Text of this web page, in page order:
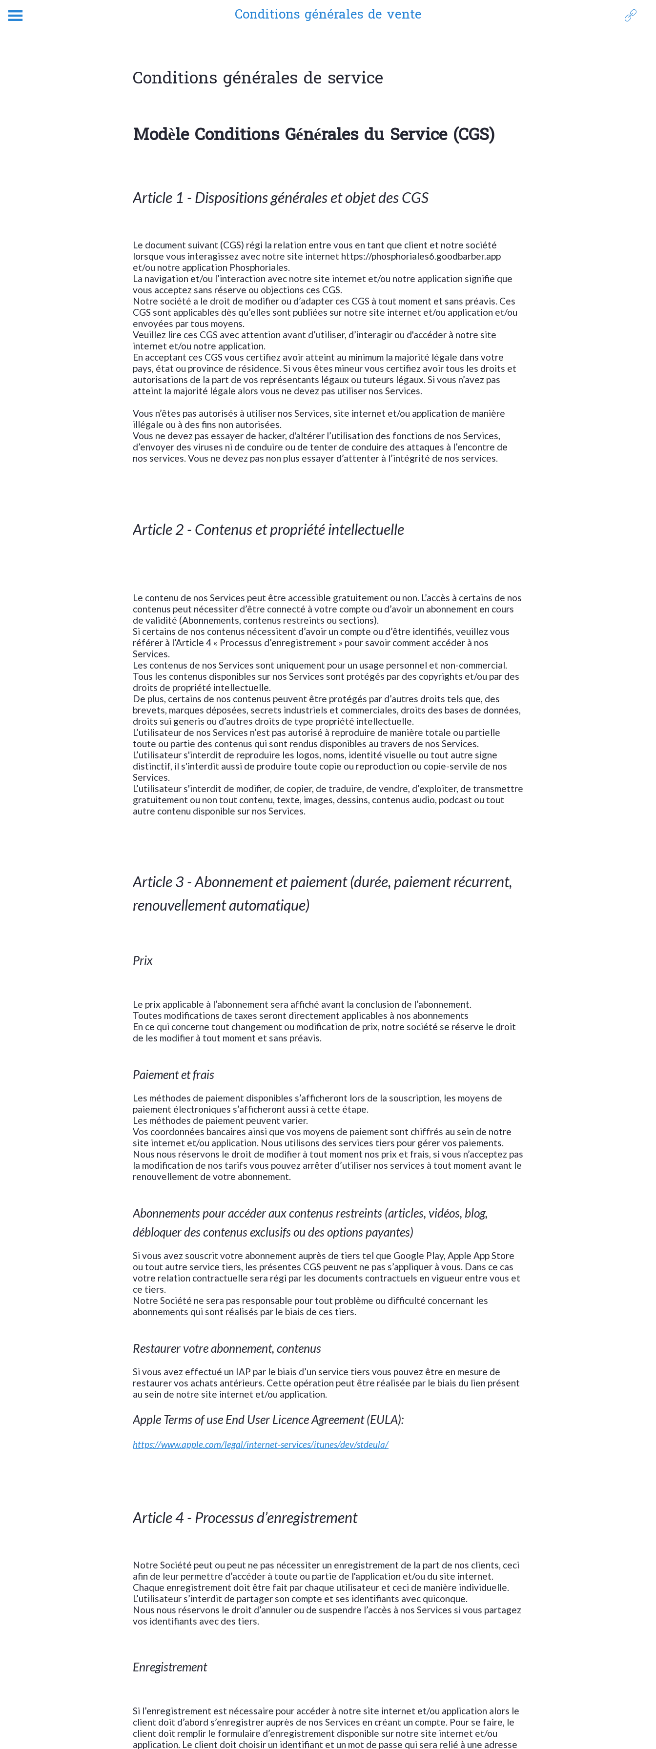
Conditions générales de vente
Conditions générales de service
Modèle Conditions Générales du Service (CGS)
Article 1 - Dispositions générales et objet des CGS
Le document suivant (CGS) régi la relation entre vous en tant que client et notre société
lorsque vous interagissez avec notre site internet https://phosphoriales6.goodbarber.app
et/ou notre application Phosphoriales.
La navigation et/ou l’interaction avec notre site internet et/ou notre application signifie que
vous acceptez sans réserve ou objections ces CGS.
Notre société a le droit de modifier ou d’adapter ces CGS à tout moment et sans préavis. Ces
CGS sont applicables dès qu’elles sont publiées sur notre site internet et/ou application et/ou
envoyées par tous moyens.
Veuillez lire ces CGS avec attention avant d’utiliser, d’interagir ou d'accéder à notre site
internet et/ou notre application.
En acceptant ces CGS vous certifiez avoir atteint au minimum la majorité légale dans votre
pays, état ou province de résidence. Si vous êtes mineur vous certifiez avoir tous les droits et
autorisations de la part de vos représentants légaux ou tuteurs légaux. Si vous n’avez pas
atteint la majorité légale alors vous ne devez pas utiliser nos Services.
Vous n’êtes pas autorisés à utiliser nos Services, site internet et/ou application de manière
illégale ou à des fins non autorisées.
Vous ne devez pas essayer de hacker, d'altérer l’utilisation des fonctions de nos Services,
d’envoyer des viruses ni de conduire ou de tenter de conduire des attaques à l’encontre de
nos services. Vous ne devez pas non plus essayer d’attenter à l’intégrité de nos services.
Article 2 - Contenus et propriété intellectuelle
Le contenu de nos Services peut être accessible gratuitement ou non. L’accès à certains de nos
contenus peut nécessiter d’être connecté à votre compte ou d’avoir un abonnement en cours
de validité (Abonnements, contenus restreints ou sections).
Si certains de nos contenus nécessitent d’avoir un compte ou d’être identifiés, veuillez vous
référer à l’Article 4 « Processus d’enregistrement » pour savoir comment accéder à nos
Services.
Les contenus de nos Services sont uniquement pour un usage personnel et non-commercial.
Tous les contenus disponibles sur nos Services sont protégés par des copyrights et/ou par des
droits de propriété intellectuelle.
De plus, certains de nos contenus peuvent être protégés par d’autres droits tels que, des
brevets, marques déposées, secrets industriels et commerciales, droits des bases de données,
droits sui generis ou d’autres droits de type propriété intellectuelle.
L’utilisateur de nos Services n’est pas autorisé à reproduire de manière totale ou partielle
toute ou partie des contenus qui sont rendus disponibles au travers de nos Services.
L’utilisateur s'interdit de reproduire les logos, noms, identité visuelle ou tout autre signe
distinctif, il s'interdit aussi de produire toute copie ou reproduction ou copie-servile de nos
Services.
L’utilisateur s'interdit de modifier, de copier, de traduire, de vendre, d’exploiter, de transmettre
gratuitement ou non tout contenu, texte, images, dessins, contenus audio, podcast ou tout
autre contenu disponible sur nos Services.
Article 3 - Abonnement et paiement (durée, paiement récurrent,
renouvellement automatique)
Prix
Le prix applicable à l’abonnement sera affiché avant la conclusion de l’abonnement.
Toutes modifications de taxes seront directement applicables à nos abonnements
En ce qui concerne tout changement ou modification de prix, notre société se réserve le droit
de les modifier à tout moment et sans préavis.
Paiement et frais
Les méthodes de paiement disponibles s’afficheront lors de la souscription, les moyens de
paiement électroniques s’afficheront aussi à cette étape.
Les méthodes de paiement peuvent varier.
Vos coordonnées bancaires ainsi que vos moyens de paiement sont chiffrés au sein de notre
site internet et/ou application. Nous utilisons des services tiers pour gérer vos paiements.
Nous nous réservons le droit de modifier à tout moment nos prix et frais, si vous n’acceptez pas
la modification de nos tarifs vous pouvez arrêter d’utiliser nos services à tout moment avant le
renouvellement de votre abonnement.
Abonnements pour accéder aux contenus restreints (articles, vidéos, blog,
débloquer des contenus exclusifs ou des options payantes)
Si vous avez souscrit votre abonnement auprès de tiers tel que Google Play, Apple App Store
ou tout autre service tiers, les présentes CGS peuvent ne pas s’appliquer à vous. Dans ce cas
votre relation contractuelle sera régi par les documents contractuels en vigueur entre vous et
ce tiers.
Notre Société ne sera pas responsable pour tout problème ou difficulté concernant les
abonnements qui sont réalisés par le biais de ces tiers.
Restaurer votre abonnement, contenus
Si vous avez effectué un IAP par le biais d’un service tiers vous pouvez être en mesure de
restaurer vos achats antérieurs. Cette opération peut être réalisée par le biais du lien présent
au sein de notre site internet et/ou application.
Apple Terms of use End User Licence Agreement (EULA):
https://www.apple.com/legal/internet-services/itunes/dev/stdeula/
Article 4 - Processus d’enregistrement
Notre Société peut ou peut ne pas nécessiter un enregistrement de la part de nos clients, ceci
afin de leur permettre d’accéder à toute ou partie de l'application et/ou du site internet.
Chaque enregistrement doit être fait par chaque utilisateur et ceci de manière individuelle.
L’utilisateur s’interdit de partager son compte et ses identifiants avec quiconque.
Nous nous réservons le droit d’annuler ou de suspendre l’accès à nos Services si vous partagez
vos identifiants avec des tiers.
Enregistrement
Si l’enregistrement est nécessaire pour accéder à notre site internet et/ou application alors le
client doit d’abord s’enregistrer auprès de nos Services en créant un compte. Pour se faire, le
client doit remplir le formulaire d’enregistrement disponible sur notre site internet et/ou
application. Le client doit choisir un identifiant et un mot de passe qui sera relié à une adresse